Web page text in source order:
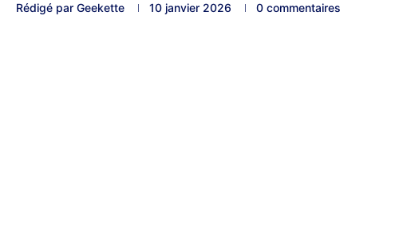
Rédigé parGeekette 10 janvier 2026 0 commentaires